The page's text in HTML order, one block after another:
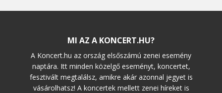
MI AZ A KONCERT.HU?
A Koncert.hu az ország elsőszámú zenei esemény
naptára. Itt minden közelgő eseményt, koncertet,
fesztivált megtalálsz, amikre akár azonnal jegyet is
vásárolhatsz! A koncertek mellett zenei híreket is